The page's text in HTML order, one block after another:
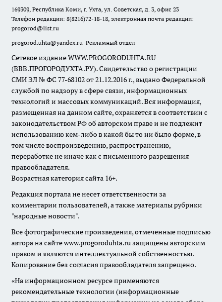
169309, Республика Коми, г. Ухта, ул. Советская, д. 3, офис 23
Телефон редакции: 8(8216)72-18-18, электронная почта редакции:
progorod@list.ru
progorod.uhta@yandex.ru Рекламный отдел
Сетевое издание WWW.PROGORODUHTA.RU
(ВВВ.ПРОГОРОДУХТА.РУ). Свидетельство о регистрации
СМИ ЭЛ № ФС 77-68102 от 21.12.2016 г., выдано Федеральной
службой по надзору в сфере связи, информационных
технологий и массовых коммуникаций. Вся информация,
размещенная на данном сайте, охраняется в соответствии с
законодательством РФ об авторском праве и не подлежит
использованию кем-либо в какой бы то ни было форме, в
том числе воспроизведению, распространению,
переработке не иначе как с письменного разрешения
правообладателя.
Возрастная категория сайта 16+.
Редакция портала не несет ответственности за
комментарии пользователей, а также материалы рубрики
"народные новости".
Все фотографические произведения, отмеченные подписью
автора на сайте www.progoroduhta.ru защищены авторским
правом и являются интеллектуальной собственностью.
Копирование без согласия правообладателя запрещено.
«На информационном ресурсе применяются
рекомендательные технологии (информационные